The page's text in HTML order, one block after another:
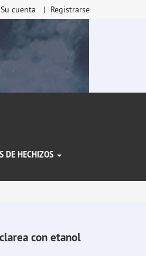
Su cuenta Registrarse
DE HECHIZOS
con etanol